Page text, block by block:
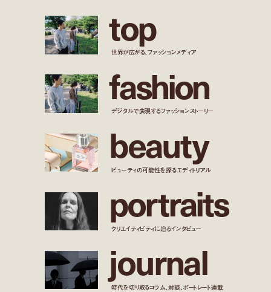
top
世界が広がる、ファッションメディア
fashion
デジタルで表現するファッションストーリー
beauty
ビューティの可能性を探るエディトリアル
portraits
クリエイティビティに迫るインタビュー
journal
時代を切り取るコラム、対談、ポートレート連載